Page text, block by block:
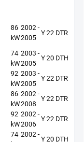
86
kW
2002 -
2005
Y 22 DTR
74
kW
2003 -
2005
Y 20 DTH
92
kW
2003 -
2005
Y 22 DTR
86
kW
2002 -
2008
Y 22 DTR
92
kW
2002 -
2006
Y 22 DTR
74 2002 -
Y 20 DTH